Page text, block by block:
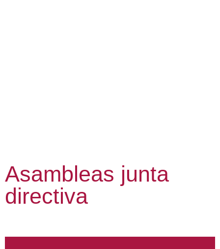
Asambleas junta
directiva